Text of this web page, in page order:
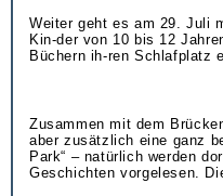
Weiter geht es am 29. Juli
Kin-der von 10 bis 12
Büchern ih-ren Schlafplatz
Zusammen mit dem
aber zusätzlich eine ganz
Park“ – natürlich werden
Geschichten vorgelesen.